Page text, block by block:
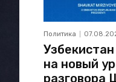
Политика
на новый
разговора